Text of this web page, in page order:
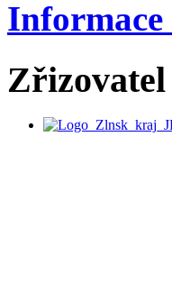
Informace
Zřizovatel